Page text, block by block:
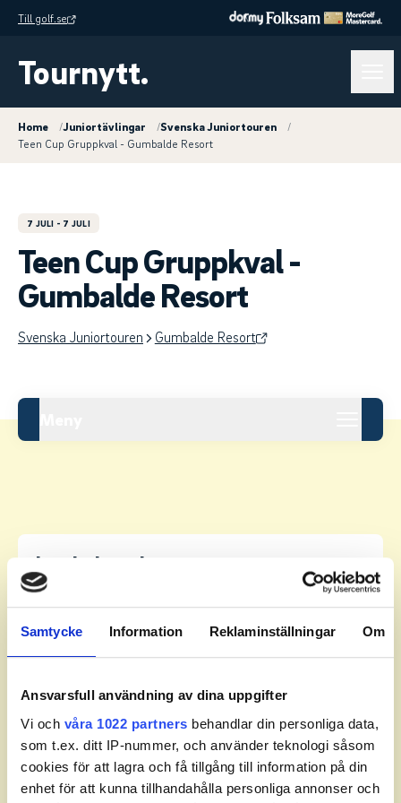
Samtycke Information Reklaminställningar Om
Ansvarsfull användning av dina uppgifter
Vi och våra 1022 partners behandlar din personliga data,
som t.ex. ditt IP-nummer, och använder teknologi såsom
cookies för att lagra och få tillgång till information på din
enhet för att kunna tillhandahålla personliga annonser och
Till golf.se
Tournytt.
Home /Juniortävlingar /Svenska Juniortouren
/
Teen Cup Gruppkval - Gumbalde Resort
7 JULI - 7 JULI
Teen Cup Gruppkval -
Gumbalde Resort
Svenska Juniortouren Gumbalde Resort
Leaderboard.
Pos Namn
Inga resultat tillgängliga ännu.